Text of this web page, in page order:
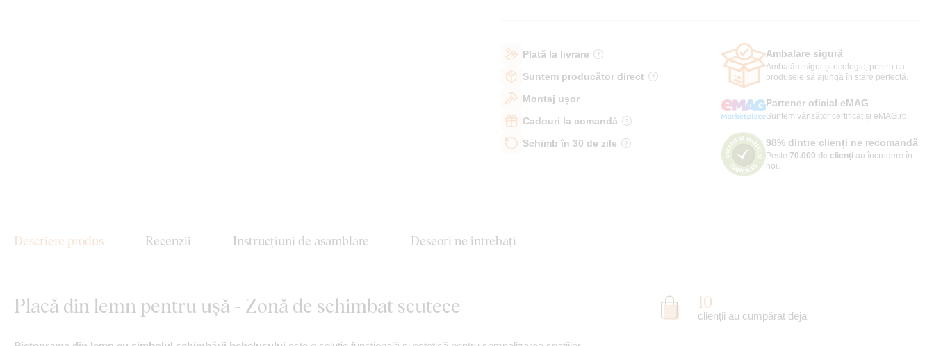
Plată la livrare
Suntem producător direct
Montaj ușor
Cadouri la comandă
Schimb în 30 de zile
Ambalare sigură
Ambalăm sigur și ecologic, pentru ca
produsele să ajungă în stare perfectă.
Partener oficial eMAG
Suntem vânzător certificat și eMAG.ro.
98% dintre clienți ne recomandă
Peste 70.000 de clienți au încredere în
noi.
Descriere produs Recenzii Instrucțiuni de asamblare Deseori ne întrebați
Placă din lemn pentru ușă - Zonă de schimbat scutece 10+
clienții au cumpărat deja